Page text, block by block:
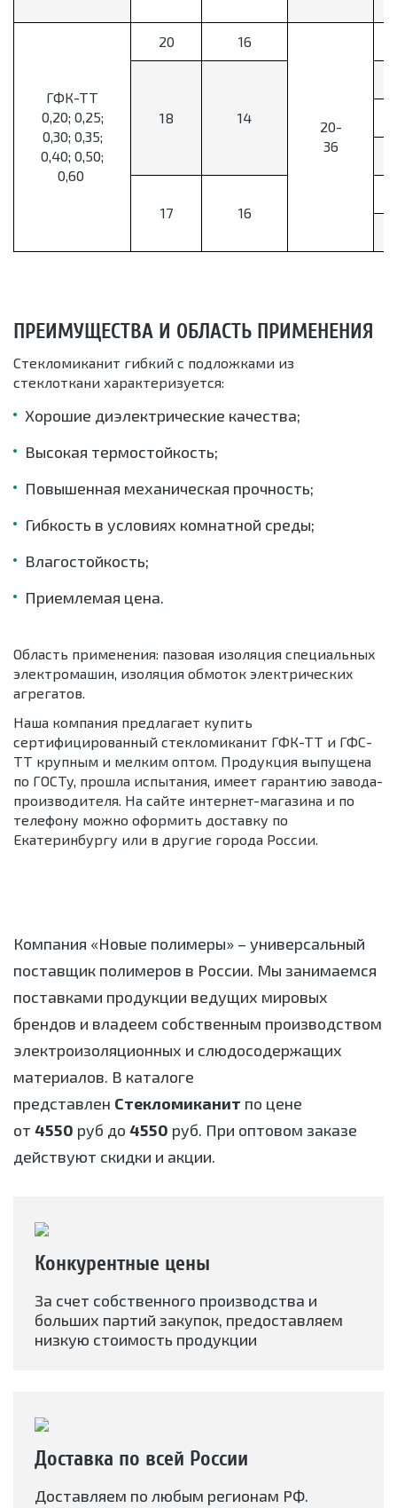
ГФК-ТТ
0,20; 0,25;
0,30; 0,35;
0,40; 0,50;
0,60
20 16
20-
36
18 14
17 16
ПРЕИМУЩЕСТВА И ОБЛАСТЬ ПРИМЕНЕНИЯ
Стекломиканит гибкий с подложками из
стеклоткани характеризуется:
Хорошие диэлектрические качества;
Высокая термостойкость;
Повышенная механическая прочность;
Гибкость в условиях комнатной среды;
Влагостойкость;
Приемлемая цена.
Область применения: пазовая изоляция специальных
электромашин, изоляция обмоток электрических
агрегатов.
Наша компания предлагает купить
сертифицированный стекломиканит ГФК-ТТ и ГФС-
ТТ крупным и мелким оптом. Продукция выпущена
по ГОСТу, прошла испытания, имеет гарантию завода-
производителя. На сайте интернет-магазина и по
телефону можно оформить доставку по
Екатеринбургу или в другие города России.
Компания «Новые полимеры» – универсальный
поставщик полимеров в России. Мы занимаемся
поставками продукции ведущих мировых
брендов и владеем собственным производством
электроизоляционных и слюдосодержащих
материалов. В каталоге
представлен Стекломиканит по цене
от 4550 руб до 4550 руб. При оптовом заказе
действуют скидки и акции.
Конкурентные цены
За счет собственного производства и
больших партий закупок, предоставляем
низкую стоимость продукции
Доставка по всей России
Доставляем по любым регионам РФ.